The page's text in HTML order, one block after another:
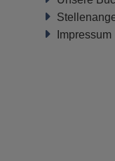
Impressum